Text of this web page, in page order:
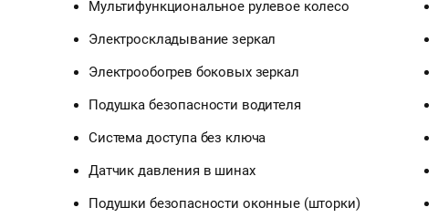
Мультифункциональное рулевое колесо
Электроскладывание зеркал
Электрообогрев боковых зеркал
Подушка безопасности водителя
Система доступа без ключа
Датчик давления в шинах
Подушки безопасности оконные (шторки)